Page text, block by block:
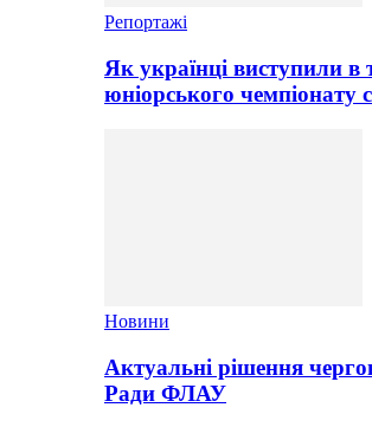
Репортажі
Як українці виступили в
юніорського чемпіонату
Новини
Актуальні рішення
Ради ФЛАУ